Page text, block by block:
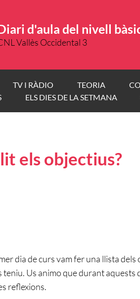
d'aula del nivell
Vallès Occidental 3
TV I RÀDIO TEORIA
ELS DIES DE LA SETMANA
els objectius?
dia de curs vam fer una llista
teniu. Us animo que durant aquests
reflexions.